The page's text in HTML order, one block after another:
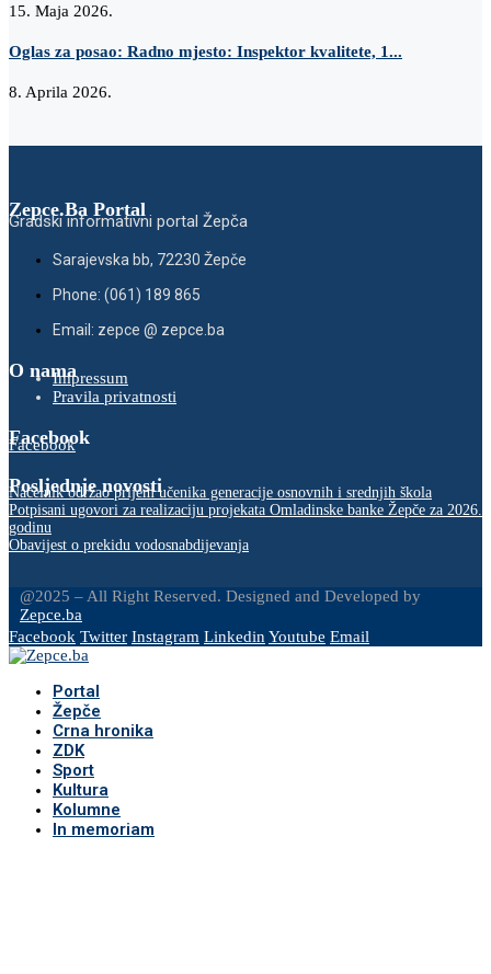
15. Maja 2026.
Oglas za posao: Radno mjesto: Inspektor kvalitete, 1...
8. Aprila 2026.
Zepce.Ba Portal
Gradski informativni portal Žepča
Sarajevska bb, 72230 Žepče
Phone: (061) 189 865
Email: zepce @ zepce.ba
O namaImpressum
Pravila privatnosti
Facebook
Facebook
Posljednje novosti
Načelnik održao prijem učenika generacije osnovnih i srednjih škola
Potpisani ugovori za realizaciju projekata Omladinske banke Žepče za 2026.
godinu
Obavijest o prekidu vodosnabdijevanja
@2025 – All Right Reserved. Designed and Developed by
Zepce.ba
Facebook Twitter Instagram LinkedinYoutube Email
Portal
Žepče
Crna hronika
ZDK
Sport
Kultura
Kolumne
In memoriam